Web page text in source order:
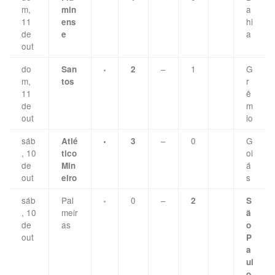
m,
11
de
out
min
ens
e
a
hi
a
do
m,
11
de
out
San
tos
2 – 1
G
r
ê
m
io
sáb
, 10
de
out
Atlé
tico
Min
eiro
3 – 0
G
oi
á
s
sáb
, 10
de
out
Pal
meir
as
0 – 2
S
ã
o
P
a
ul